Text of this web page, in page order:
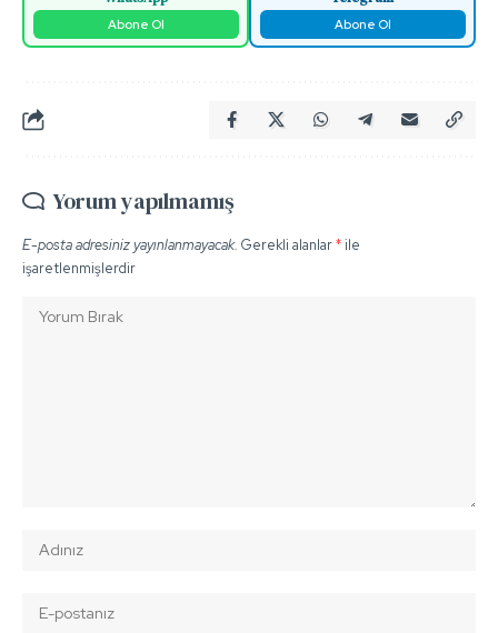
Abone Ol Abone Ol
Yorum yapılmamış
E-posta adresiniz yayınlanmayacak. Gerekli alanlar*ile
işaretlenmişlerdir